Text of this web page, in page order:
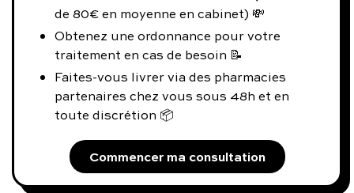
de 80€ en moyenne en cabinet) 💸
Obtenez une ordonnance pour votre
traitement en cas de besoin 📝
Faites-vous livrer via des pharmacies
partenaires chez vous sous 48h et en
toute discrétion 📦
Commencer ma consultation